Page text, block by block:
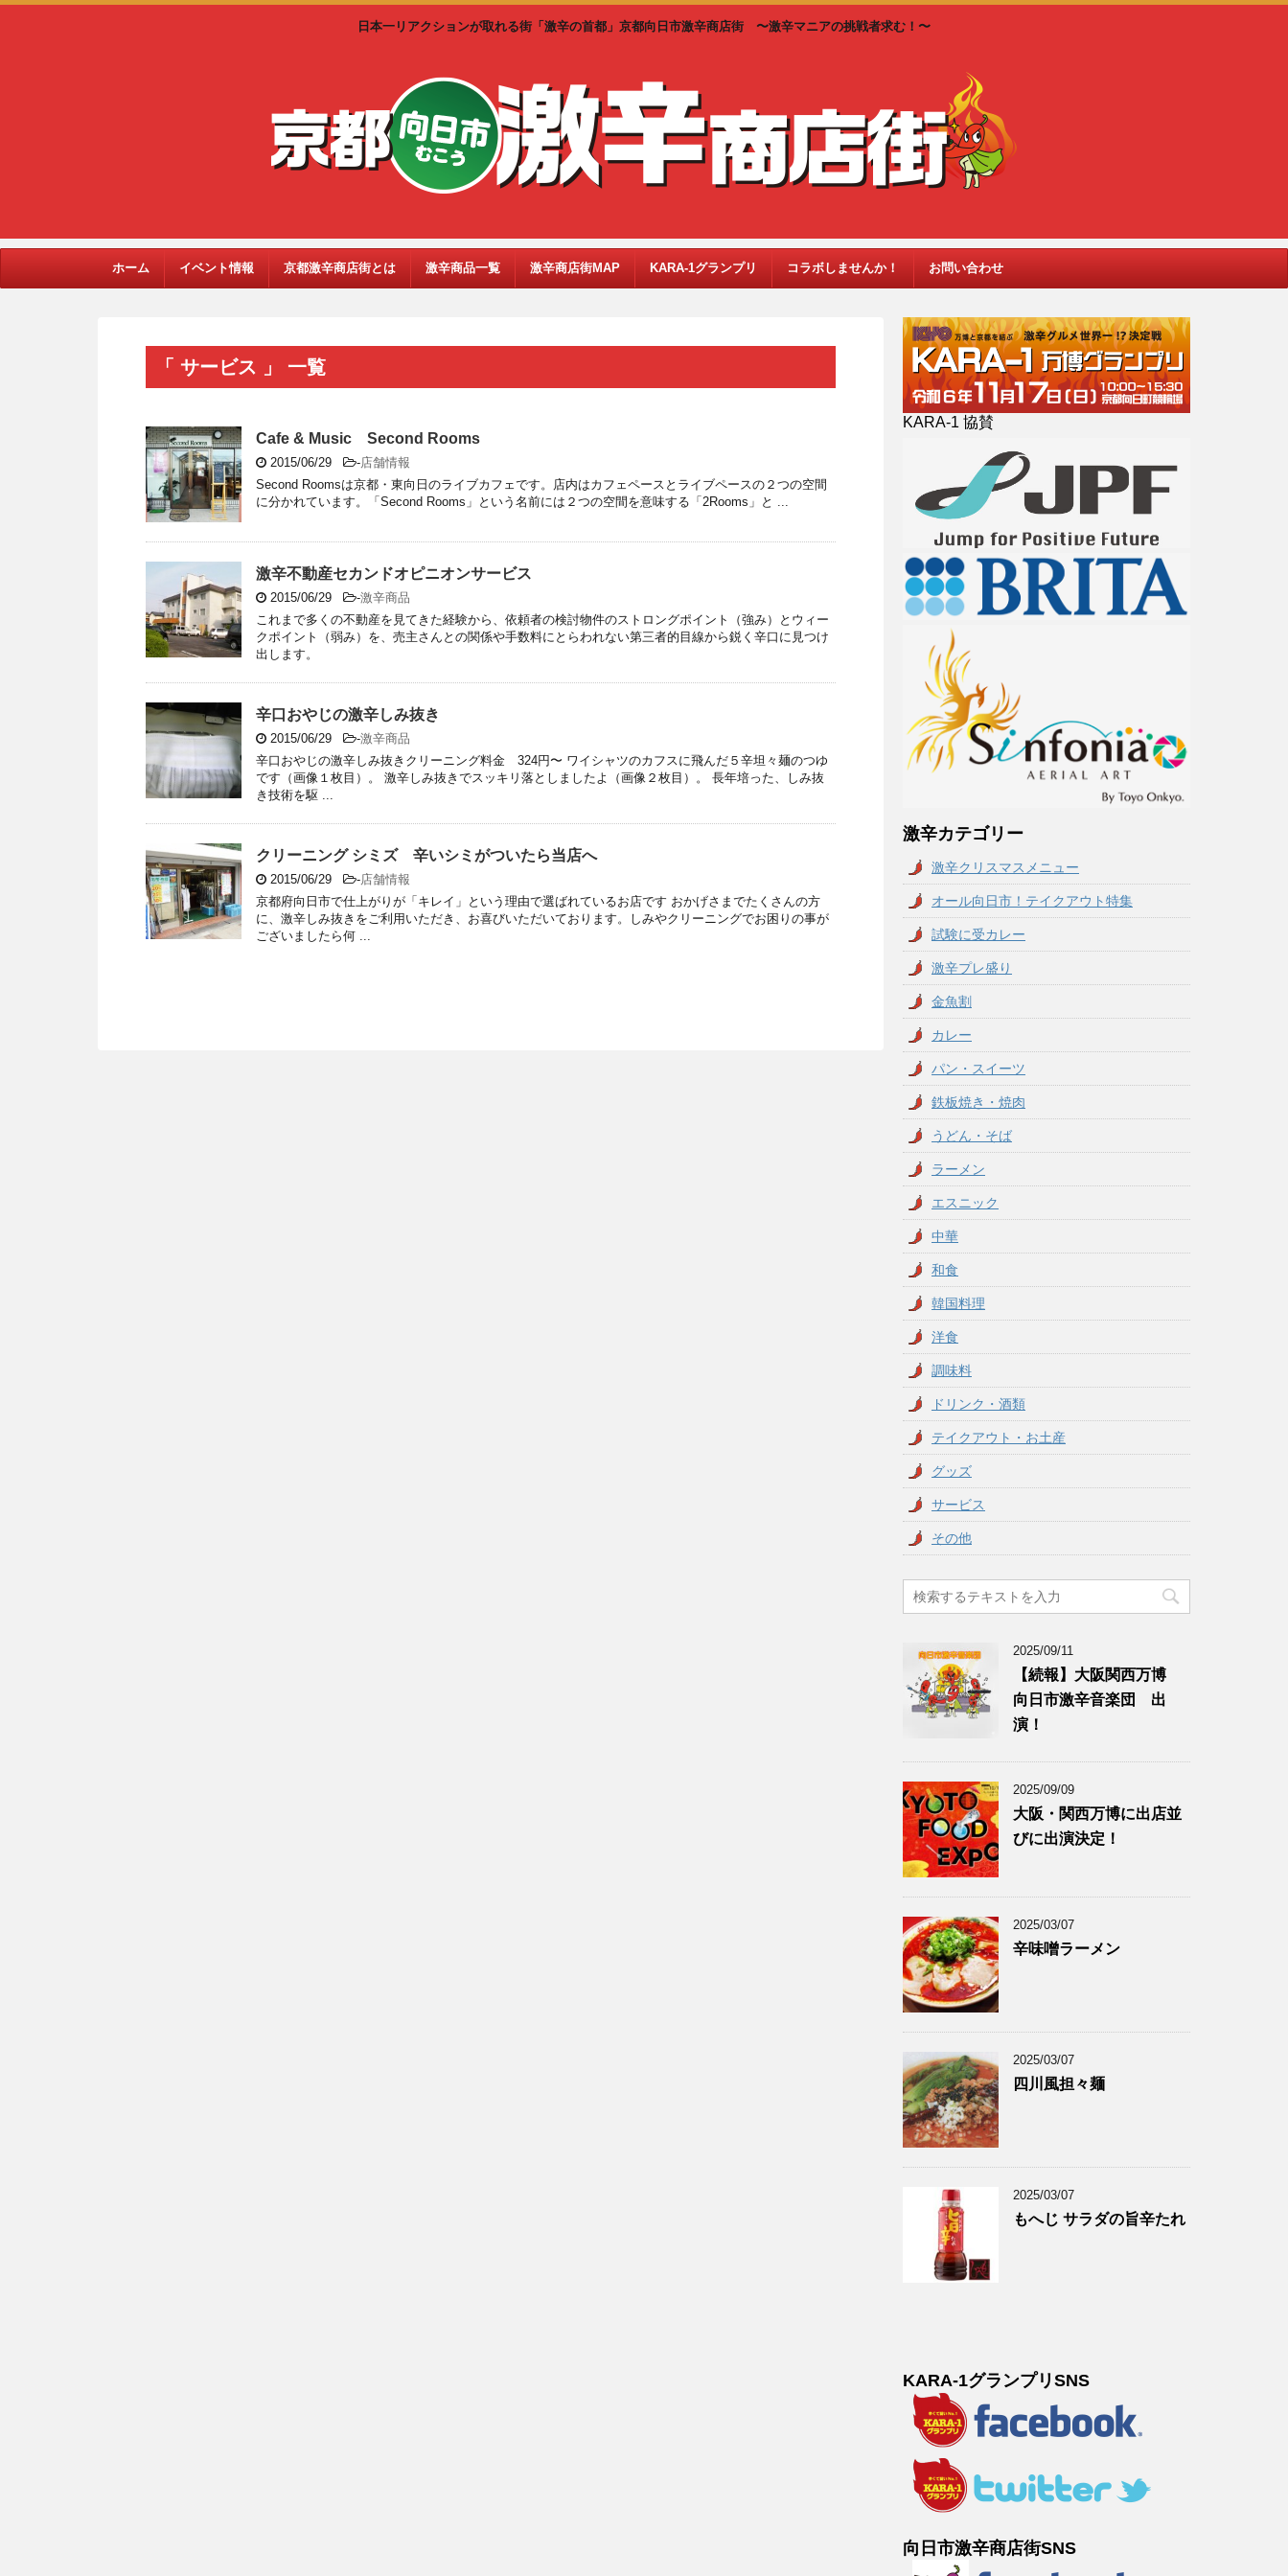
日本一リアクションが取れる街「激辛の首都」京都向日市激辛商店街 〜激辛マニアの挑戦者求む！〜
ホーム イベント情報 京都激辛商店街とは 激辛商品一覧 激辛商店街MAP KARA-1グランプリ コラボしませんか！ お問い合わせ
「 サービス 」 一覧
Cafe & Music Second Rooms
2015/06/29 -店舗情報
Second Roomsは京都・東向日のライブカフェです。店内はカフェペースとライブペースの２つの空間
に分かれています。「Second Rooms」という名前には２つの空間を意味する「2Rooms」と ...
激辛不動産セカンドオピニオンサービス
2015/06/29 -激辛商品
これまで多くの不動産を見てきた経験から、依頼者の検討物件のストロングポイント（強み）とウィー
クポイント（弱み）を、売主さんとの関係や手数料にとらわれない第三者的目線から鋭く辛口に見つけ
出します。
辛口おやじの激辛しみ抜き
2015/06/29 -激辛商品
辛口おやじの激辛しみ抜きクリーニング料金 324円〜 ワイシャツのカフスに飛んだ５辛坦々麺のつゆ
です（画像１枚目）。 激辛しみ抜きでスッキリ落としましたよ（画像２枚目）。 長年培った、しみ抜
き技術を駆 ...
クリーニング シミズ 辛いシミがついたら当店へ
2015/06/29 -店舗情報
京都府向日市で仕上がりが「キレイ」という理由で選ばれているお店です おかげさまでたくさんの方
に、激辛しみ抜きをご利用いただき、お喜びいただいております。しみやクリーニングでお困りの事が
ございましたら何 ...
KARA-1 協賛
激辛カテゴリー
激辛クリスマスメニュー
オール向日市！テイクアウト特集
試験に受カレー
激辛プレ盛り
金魚割
カレー
パン・スイーツ
鉄板焼き・焼肉
うどん・そば
ラーメン
エスニック
中華
和食
韓国料理
洋食
調味料
ドリンク・酒類
テイクアウト・お土産
グッズ
サービス
その他
2025/09/11
【続報】大阪関西万博
向日市激辛音楽団 出
演！
2025/09/09
大阪・関西万博に出店並
びに出演決定！
2025/03/07
辛味噌ラーメン
2025/03/07
四川風担々麺
2025/03/07
もへじ サラダの旨辛たれ
KARA-1グランプリSNS
向日市激辛商店街SNS